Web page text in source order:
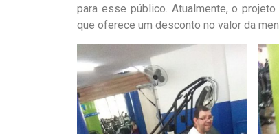
para esse público. Atualmente, o
que oferece um desconto no valor da